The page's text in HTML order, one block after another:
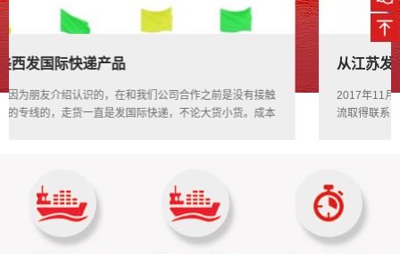
从江苏发往美国亚马逊仓库
2017年11月13日，江苏的朱小姐，在网络上电话与上海雄达国际物
流取得联系，客户目前有个英国客户采购了一批护腕到美国亚马逊，
rev ext